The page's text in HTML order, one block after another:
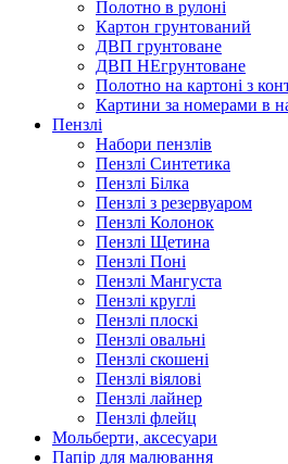
Полотно в рулоні
Картон грунтований
ДВП грунтоване
ДВП НЕгрунтоване
Полотно на картоні з
Картини за номерами в
Пензлі
Набори пензлів
Пензлі Синтетика
Пензлі Білка
Пензлі з резервуаром
Пензлі Колонок
Пензлі Щетина
Пензлі Поні
Пензлі Мангуста
Пензлі круглі
Пензлі плоскі
Пензлі овальні
Пензлі скошені
Пензлі віялові
Пензлі лайнер
Пензлі флейц
Мольберти, аксесуари
Папір для малювання